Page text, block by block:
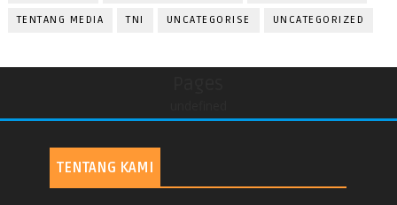
TENTANG MEDIA TNI UNCATEGORISE UNCATEGORIZED
TENTANG KAMI